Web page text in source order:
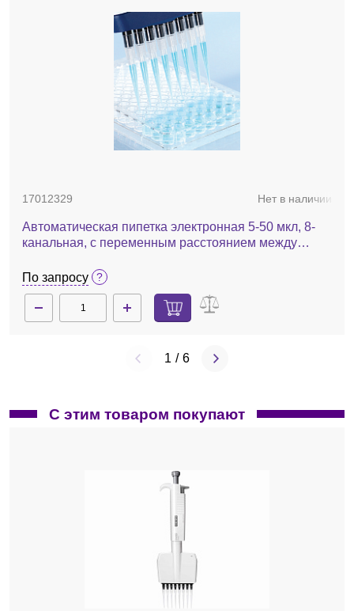
Штатив-карусель для автоматических пипеток, 6
17012329 Нет в наличии
Автоматическая пипетка электронная 5-50 мкл, 8-
канальная, с переменным расстоянием между
По запросу
1 / 6
С этим товаром покупают